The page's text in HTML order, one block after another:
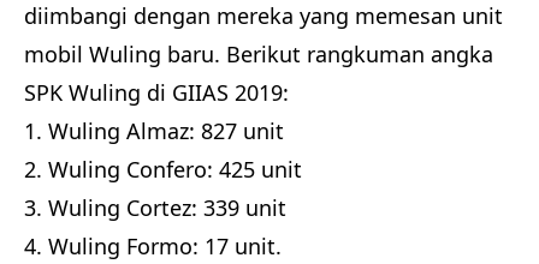
diimbangi dengan mereka yang memesan unit
mobil Wuling baru. Berikut rangkuman angka
SPK Wuling di GIIAS 2019:
1. Wuling Almaz: 827 unit
2. Wuling Confero: 425 unit
3. Wuling Cortez: 339 unit
4. Wuling Formo: 17 unit.